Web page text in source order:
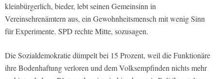
kleinbürgerlich, bieder, lebt seinen Gemeinsinn in
Vereinsehrenämtern aus, ein Gewohnheitsmensch mit wenig Sinn
für Experimente. SPD rechte Mitte, sozusagen.
Die Sozialdemokratie dümpelt bei 15 Prozent, weil die Funktionäre
ihre Bodenhaftung verloren und dem Volksempfinden nichts mehr